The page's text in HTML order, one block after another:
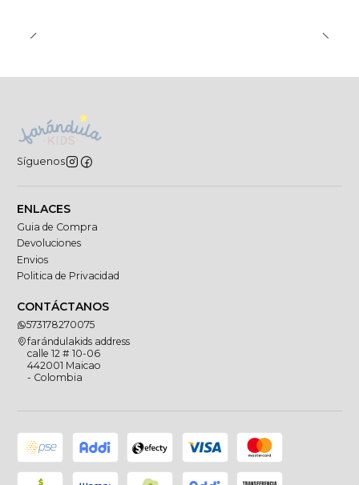
Síguenos
ENLACES
Guia de Compra
Devoluciones
Envios
Politica de Privacidad
CONTÁCTANOS
573178270075
farándulakids address
calle 12 # 10-06
442001 Maicao
- Colombia